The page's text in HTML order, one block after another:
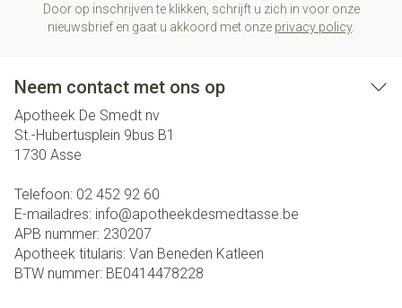
Door op inschrijven te klikken, schrijft u zich in voor onze
nieuwsbrief en gaat u akkoord met onze privacy policy.
Neem contact met ons op
Apotheek De Smedt nv
St.-Hubertusplein 9bus B1
1730 Asse
Telefoon: 02 452 92 60
E-mailadres: info@apotheekdesmedtasse.be
APB nummer: 230207
Apotheek titularis: Van Beneden Katleen
BTW nummer: BE0414478228